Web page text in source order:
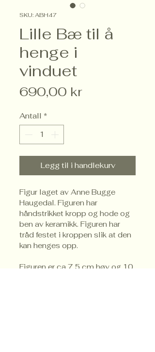
SKU: ABH47
Lille Bæ til å
henge i
vinduet
690,00 krPris
Antall *
Legg til i handlekurv
Figur laget av Anne Bugge
Haugedal. Figuren har
håndstrikket kropp og hode og
ben av keramikk. Figuren har
tråd festet i kroppen slik at den
kan henges opp.
Figuren er ca 7,5 cm høy og 10